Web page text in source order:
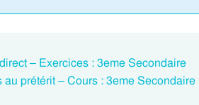
– Exercices : 3eme Secondaire
prétérit – Cours : 3eme Secondaire